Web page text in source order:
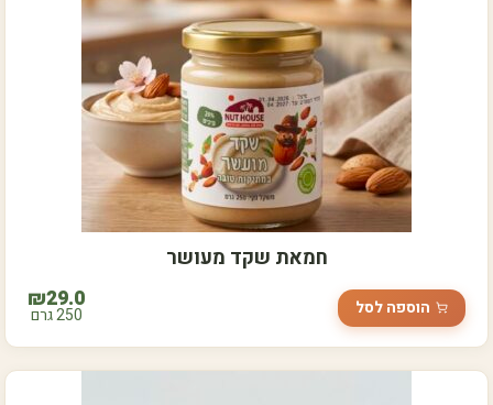
חמאת שקד מעושר
₪29.0
250 גרם הוספה לסל